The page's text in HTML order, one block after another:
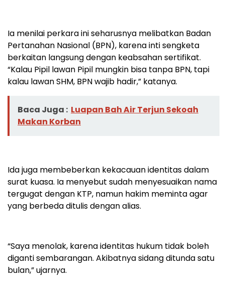
Ia menilai perkara ini seharusnya melibatkan Badan
Pertanahan Nasional (BPN), karena inti sengketa
berkaitan langsung dengan keabsahan sertifikat.
“Kalau Pipil lawan Pipil mungkin bisa tanpa BPN, tapi
kalau lawan SHM, BPN wajib hadir,” katanya.
Baca Juga : Luapan Bah Air Terjun Sekoah
Makan Korban
Ida juga membeberkan kekacauan identitas dalam
surat kuasa. Ia menyebut sudah menyesuaikan nama
tergugat dengan KTP, namun hakim meminta agar
yang berbeda ditulis dengan alias.
“Saya menolak, karena identitas hukum tidak boleh
diganti sembarangan. Akibatnya sidang ditunda satu
bulan,” ujarnya.